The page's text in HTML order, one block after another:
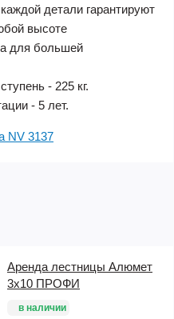
детали гарантируют
высоте
для большей
- 225 кг.
- 5 лет.
NV 3137
Аренда лестницы Алюмет
3х10 ПРОФИ
в наличии